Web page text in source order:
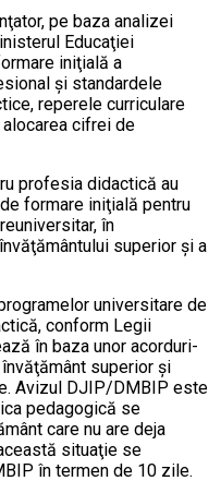
pe baza analizei
Educaţiei
iniţială a
şi standardele
reperele curriculare
cifrei de
profesia didactică au
formare iniţială pentru
în
superior şi a
universitare de
conform Legii
în baza unor acorduri-
superior şi
Avizul DJIP/DMBIP este
pedagogică se
care nu are deja
situaţie se
în termen de 10 zile.